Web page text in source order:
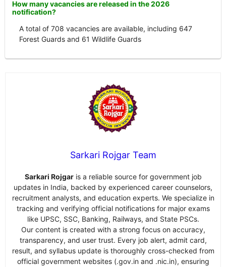
How many vacancies are released in the 2026
notification?
A total of 708 vacancies are available, including 647
Forest Guards and 61 Wildlife Guards
Sarkari Rojgar Team
Sarkari Rojgaris a reliable source for government job
updates in India, backed by experienced career counselors,
recruitment analysts, and education experts. We specialize in
tracking and verifying official notifications for major exams
like UPSC, SSC, Banking, Railways, and State PSCs.
Our content is created with a strong focus on accuracy,
transparency, and user trust. Every job alert, admit card,
result, and syllabus update is thoroughly cross-checked from
official government websites (.gov.in and .nic.in), ensuring